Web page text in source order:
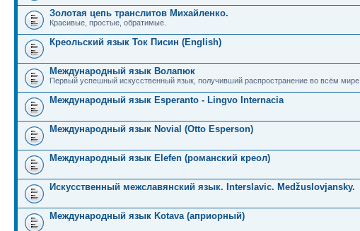
Золотая цепь транслитов Михайленко.
Красивые, простые, обратимые.
Креольский язык Ток Писин (English)
Международный язык Волапюк
Первый успешный искусственный язык, получивший распространение во всём мире.
Международный язык Esperanto - Lingvo Internacia
Международный язык Novial (Otto Esperson)
Международный язык Elefen (романский креол)
Искусственный межславянский язык. Interslavic. Medžuslovjansky.
Международный язык Kotava (априорный)